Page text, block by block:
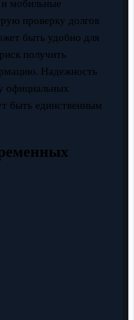
мобильные
проверку долгов
быть удобно для
получить
Надежность
официальных
быть единственным